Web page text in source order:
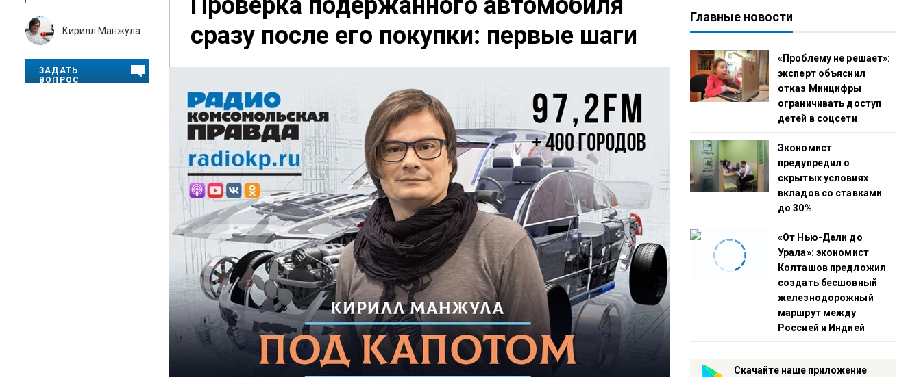
сразу после его покупки: первые шаги
Кирилл Манжула
ЗАДАТЬ
ВОПРОС
Главные новости
«Проблему не решает»:
эксперт объяснил
отказ Минцифры
ограничивать доступ
детей в соцсети
Экономист
предупредил о
скрытых условиях
вкладов со ставками
до 30%
«От Нью-Дели до
Урала»: экономист
Колташов предложил
создать бесшовный
железнодорожный
маршрут между
Россией и Индией
Скачайте наше приложение